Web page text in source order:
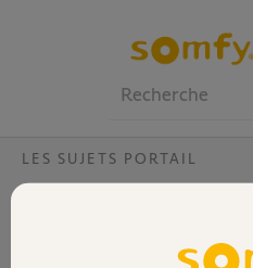
Volet
LES SUJETS PORTAIL
installé depuis debut juin 2015,elle